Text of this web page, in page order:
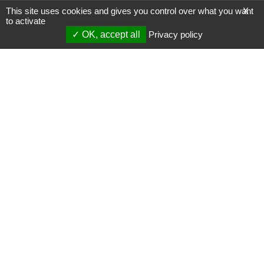
X
This site uses cookies and gives you control over what you want
to activate
OK, accept all
Privacy policy